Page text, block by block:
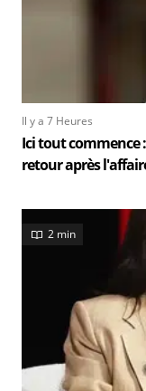
Il y a 7 Heures
Ici tout commence
retour après
2 min